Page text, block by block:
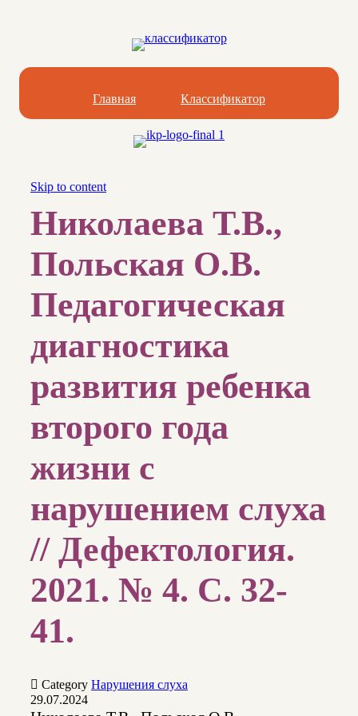
Главная Классификатор
Skip to content
Николаева Т.В.,
Польская О.В.
Педагогическая
диагностика
развития ребенка
второго года
жизни с
нарушением слуха
// Дефектология.
2021. № 4. С. 32-
41.
 Category Нарушения слуха
29.07.2024